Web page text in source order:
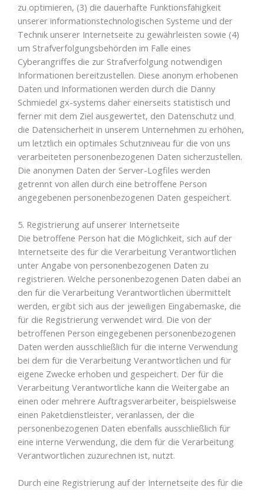
zu optimieren, (3) die dauerhafte Funktionsfähigkeit
unserer informationstechnologischen Systeme und der
Technik unserer Internetseite zu gewährleisten sowie (4)
um Strafverfolgungsbehörden im Falle eines
Cyberangriffes die zur Strafverfolgung notwendigen
Informationen bereitzustellen. Diese anonym erhobenen
Daten und Informationen werden durch die Danny
Schmiedel gx-systems daher einerseits statistisch und
ferner mit dem Ziel ausgewertet, den Datenschutz und
die Datensicherheit in unserem Unternehmen zu erhöhen,
um letztlich ein optimales Schutzniveau für die von uns
verarbeiteten personenbezogenen Daten sicherzustellen.
Die anonymen Daten der Server-Logfiles werden
getrennt von allen durch eine betroffene Person
angegebenen personenbezogenen Daten gespeichert.
5. Registrierung auf unserer Internetseite
Die betroffene Person hat die Möglichkeit, sich auf der
Internetseite des für die Verarbeitung Verantwortlichen
unter Angabe von personenbezogenen Daten zu
registrieren. Welche personenbezogenen Daten dabei an
den für die Verarbeitung Verantwortlichen übermittelt
werden, ergibt sich aus der jeweiligen Eingabemaske, die
für die Registrierung verwendet wird. Die von der
betroffenen Person eingegebenen personenbezogenen
Daten werden ausschließlich für die interne Verwendung
bei dem für die Verarbeitung Verantwortlichen und für
eigene Zwecke erhoben und gespeichert. Der für die
Verarbeitung Verantwortliche kann die Weitergabe an
einen oder mehrere Auftragsverarbeiter, beispielsweise
einen Paketdienstleister, veranlassen, der die
personenbezogenen Daten ebenfalls ausschließlich für
eine interne Verwendung, die dem für die Verarbeitung
Verantwortlichen zuzurechnen ist, nutzt.
Durch eine Registrierung auf der Internetseite des für die